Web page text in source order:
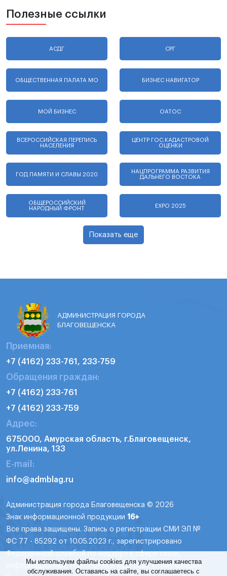
Полезные ссылки
АСДГ СРГ
ОБЩЕСТВЕННАЯ ПАЛАТА МО БИЗНЕС НАВИГАТОР
МОЙ БИЗНЕС ОАТОС
ВСЕРОССИЙСКАЯ ПЕРЕПИСЬ
НАСЕЛЕНИЯ
ЦЕНТР ГОС.КАДАСТРОВОЙ
ОЦЕНКИ
ГОД ПАМЯТИ И СЛАВЫ 2020
НАЦПРОГРАММА РАЗВИТИЯ
ДАЛЬНЕГО ВОСТОКА
ОБЩЕРОССИЙСКИЙ
НАРОДНЫЙ ФРОНТ
EXPO 2025
Показать еще
АДМИНИСТРАЦИЯ ГОРОДА
БЛАГОВЕЩЕНСКА
Приемная:
+7 (4162) 233-761, 233-759
Обращения граждан:
+7 (4162) 233-761
+7 (4162) 233-759
Адрес:
675000, Амурская область, г.Благовещенск,
ул.Ленина, 133
E-mail:
info@admblag.ru
Администрация города Благовещенска © 2026
Знак информационной продукции 16+
Все права защищены. Запись о регистрации СМИ ЭЛ №
ФС 77 - 85292 от 10.05.2023 г., зарегистрировано
Федеральной службой по надзору в сфере связи,
информационных технологий и массовых коммуникаций.
Мы используем файлы cookies для улучшения качества
обслуживания. Оставаясь на сайте, вы соглашаетесь с